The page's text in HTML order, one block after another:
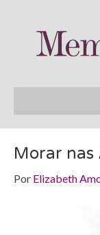
Morar
Por Elizabeth